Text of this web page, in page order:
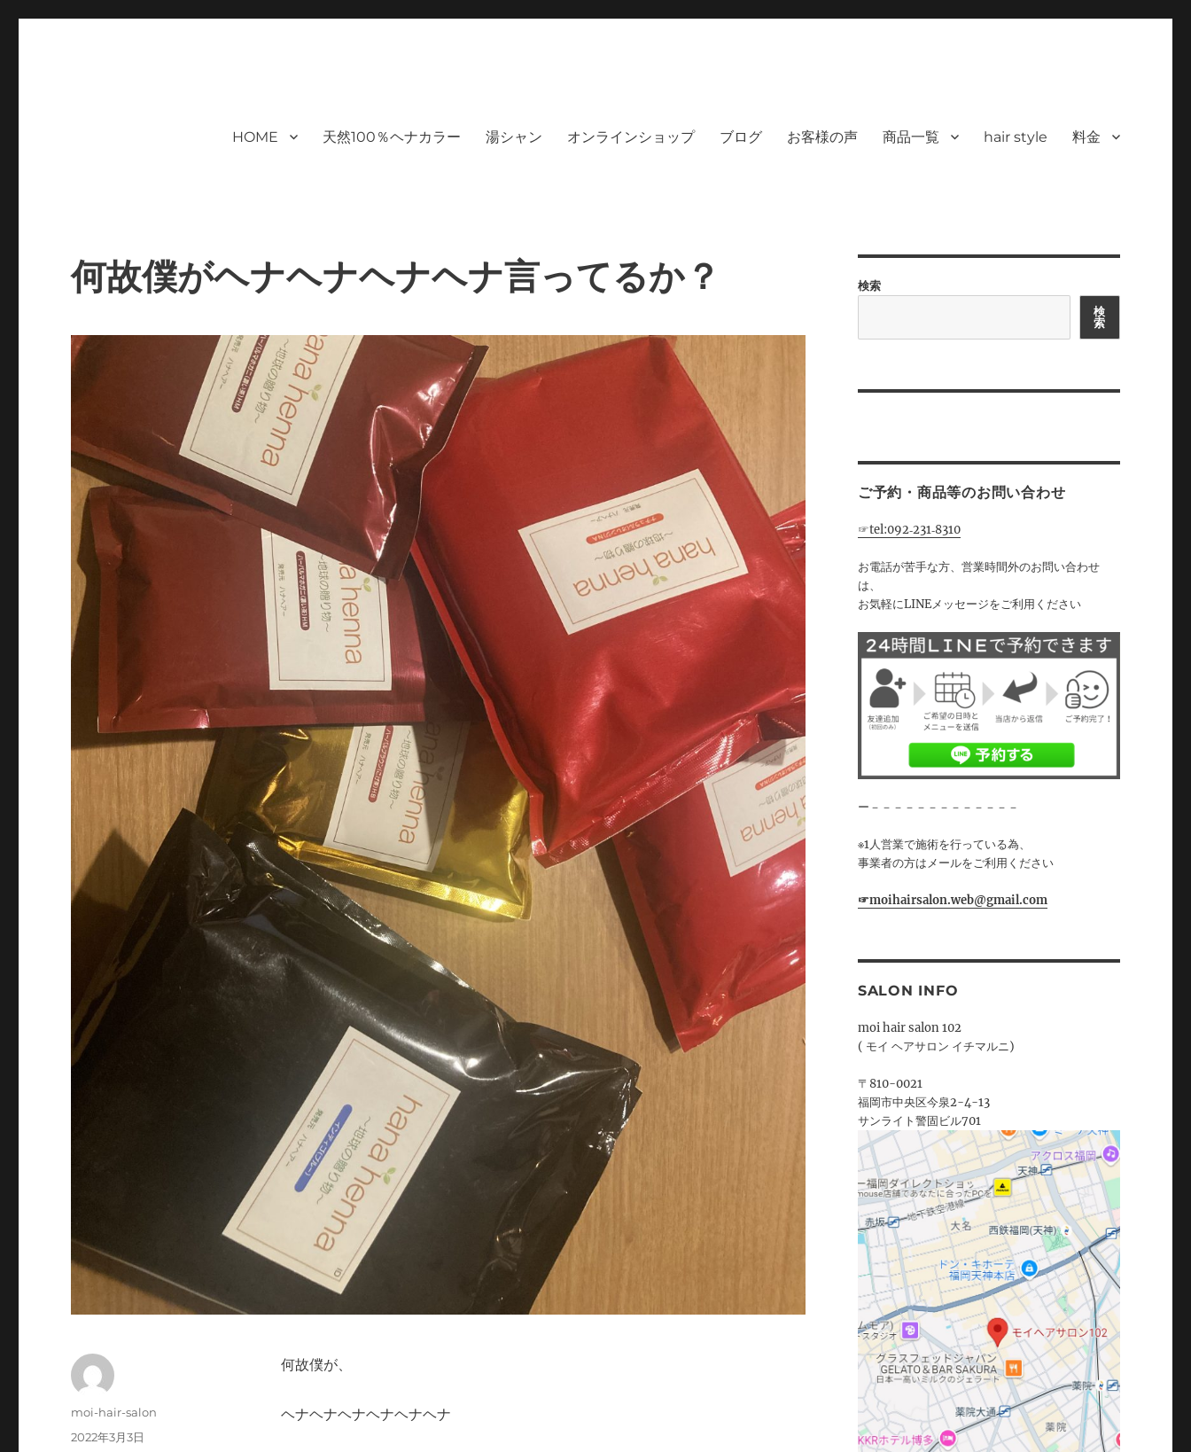
ケアサロン｜オフィシャルサイト｜福岡天神エリアで早朝7時から深夜24時まで営業｜天然100％
HOME 天然100％ヘナカラー 湯シャン オンラインショップ ブログ お客様の声 商品一覧 hair style 料金
何故僕がヘナヘナヘナヘナ言ってるか？
何故僕が、
ヘナヘナヘナヘナヘナヘナ
投
moi-hair-salon
投
2022年3月3日
検索
検
索
ご予約・商品等のお問い合わせ
☞tel:092‐231‐8310
お電話が苦手な方、営業時間外のお問い合わせ
は、
お気軽にLINEメッセージをご利用ください
ー－－－－－－－－－－－－－
※1人営業で施術を行っている為、
事業者の方はメールをご利用ください
☞moihairsalon.web@gmail.com
SALON INFO
moi hair salon 102
( モイ ヘアサロン イチマルニ)
〒810-0021
福岡市中央区今泉2-4-13
サンライト警固ビル701